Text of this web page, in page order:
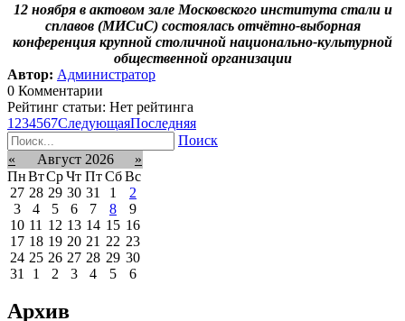
12 ноября в актовом зале Московского института стали и
сплавов (МИСиС) состоялась отчётно-выборная
конференция крупной столичной национально-культурной
общественной организации
Автор: Администратор
0 Комментарии
Рейтинг статьи: Нет рейтинга
1 234567СледующаяПоследняя
Поиск
«
Август 2026
»
ПнВтСрЧт Пт Сб Вс
27 28 29 30 31 1
2
3
4 5 6 7 8
9
10 11 12 13 14 15 16
17 18 19 20 21 22 23
24 25 26 27 28 29 30
31
1 2 3 4 5 6
Архив